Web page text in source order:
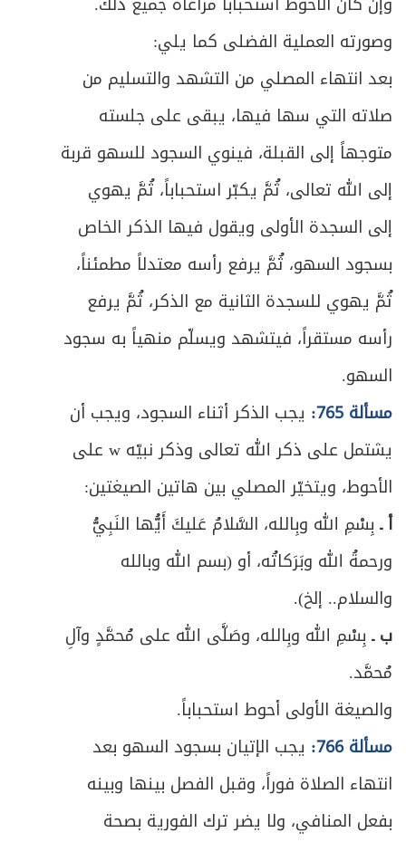
وصورته العملية الفضلى كما يلي:
بعد انتهاء المصلي من التشهد والتسليم من
صلاته التي سها فيها، يبقى على جلسته
متوجهاً إلى القبلة، فينوي السجود للسهو قربة
إلى الله تعالى، ثُمَّ يكبّر استحباباً، ثُمَّ يهوي
إلى السجدة الأولى ويقول فيها الذكر الخاص
بسجود السهو، ثُمَّ يرفع رأسه معتدلاً مطمئناً،
ثُمَّ يهوي للسجدة الثانية مع الذكر، ثُمَّ يرفع
رأسه مستقراً، فيتشهد ويسلّم منهياً به سجود
السهو.
مسألة 765:
يجب الذكر أثناء السجود، ويجب أن
يشتمل على ذكر الله تعالى وذكر نبيّه w على
الأحوط، ويتخيّر المصلي بين هاتين الصيغتين:
أ ـ بِسْمِ الله وبِالله، السَّلامُ عَليكَ أَيُّها النَبِيُّ
ورحمةُ الله وبَرَكاتُه، أو (بسم الله وبالله
والسلام.. إلخ).
ب ـ بِسْمِ الله وبِالله، وصَلَّى الله على مُحمَّدٍ وآلِ
مُحمَّد.
والصيغة الأولى أحوط استحباباً.
مسألة 766:
يجب الإتيان بسجود السهو بعد
انتهاء الصلاة فوراً، وقبل الفصل بينها وبينه
بفعل المنافي، ولا يضر ترك الفورية بصحة